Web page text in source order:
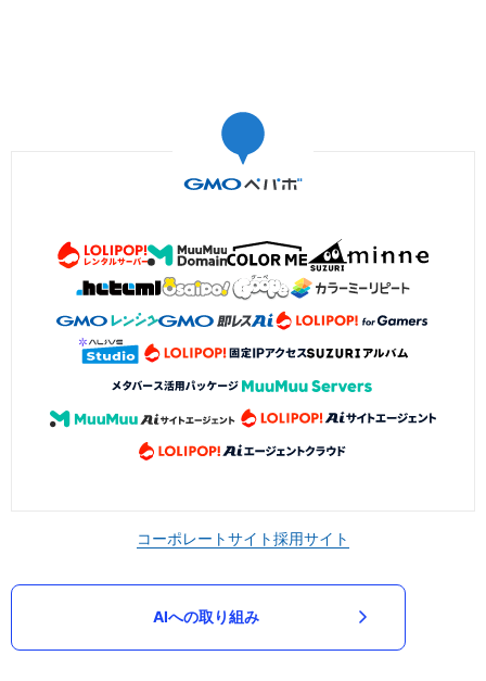
コーポレートサイト採用サイト
AIへの取り組み